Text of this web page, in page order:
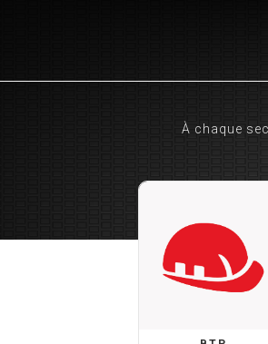
À chaque